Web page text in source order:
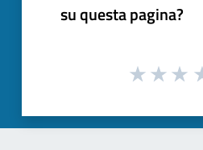
su questa pagina?